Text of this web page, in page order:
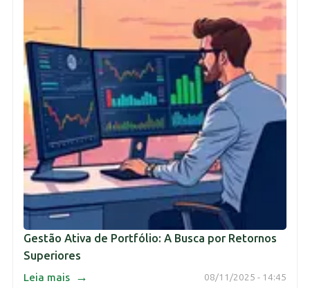
Gestão Ativa de Portfólio: A Busca por Retornos
Superiores
08/11/2025 - 14:45
Leia mais →